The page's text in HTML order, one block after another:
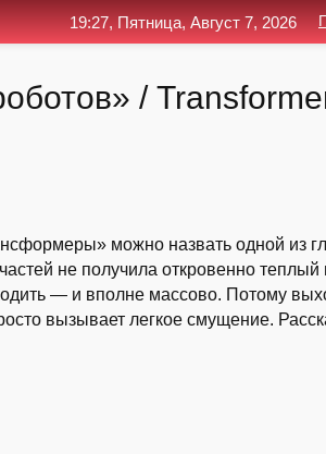
/
можно назвать одной из
не получила откровенно теплый
— и вполне массово. Потому
вызывает легкое смущение.
19:27, Пятница, Август 7, 2026